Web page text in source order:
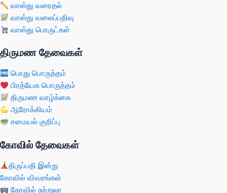
வாஸ்து வரைதல்
வாஸ்து வலைப்பதிவு
வாஸ்து பொருட்கள்
திருமண தேவைகள்
பொது பொருத்தம்
பிரத்யேக பொருத்தம்
திருமண வாழ்க்கை
ஆரோக்கியம்
சமையல் குறிப்பு
கோவில் தேவைகள்
திருப்பதி இன்று
கோவில் விவரங்கள்
கோவில் சுற்றுலா